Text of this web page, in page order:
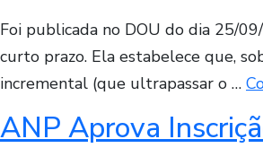
Foi publicada no DOU do dia 25/
curto prazo. Ela estabelece que,
incremental (que ultrapassar o …
ANP Aprova